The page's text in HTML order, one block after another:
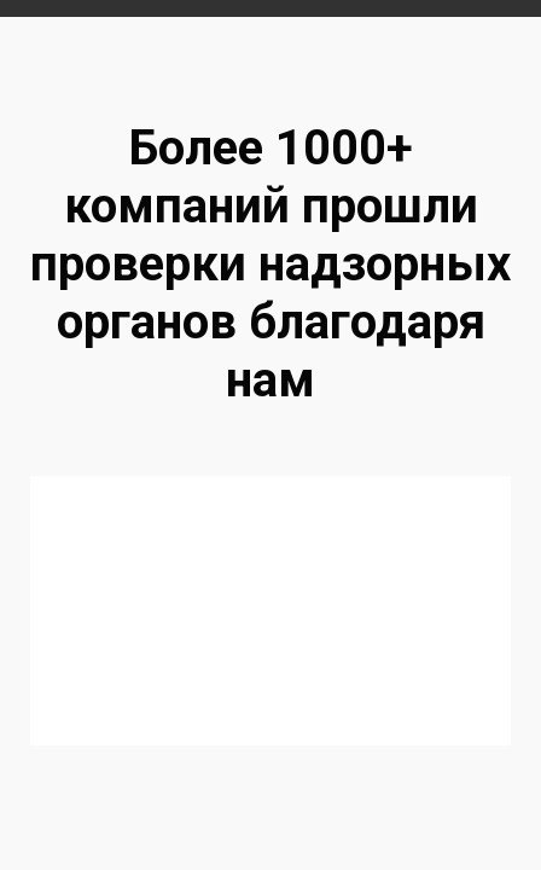
Более 1000+
компаний прошли
проверки надзорных
органов благодаря
нам